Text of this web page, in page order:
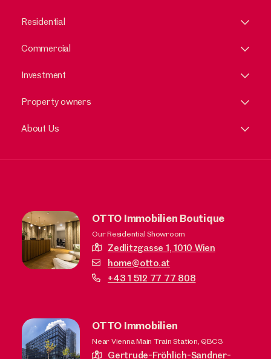
Residential
Commercial
Investment
Property owners
About Us
OTTO Immobilien Boutique
Our Residential Showroom
Zedlitzgasse 1,1010 Wien
home@otto.at
+43 1 512 77 77 808
OTTO Immobilien
Near Vienna Main Train Station, QBC3
Gertrude-Fröhlich-Sandner-